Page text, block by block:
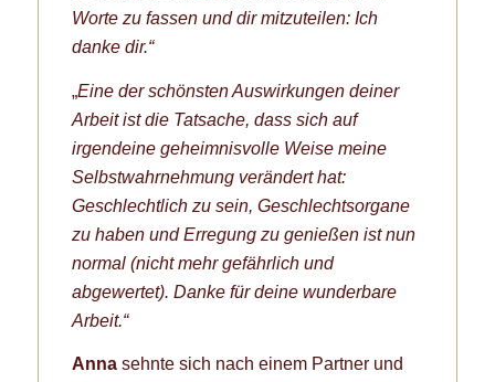
Worte zu fassen und dir mitzuteilen: Ich
danke dir.“
„Eine der schönsten Auswirkungen deiner
Arbeit ist die Tatsache, dass sich auf
irgendeine geheimnisvolle Weise meine
Selbstwahrnehmung verändert hat:
Geschlechtlich zu sein, Geschlechtsorgane
zu haben und Erregung zu genießen ist nun
normal (nicht mehr gefährlich und
abgewertet). Danke für deine wunderbare
Arbeit.“
Annasehnte sich nach einem Partner und